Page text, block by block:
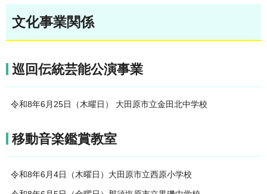
文化事業関係
巡回伝統芸能公演事業
令和8年6月25日（木曜日） 大田原市立金田北中学校
移動音楽鑑賞教室
令和8年6月4日（木曜日）大田原市立西原小学校